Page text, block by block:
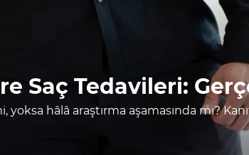
Saç Tedavileri:
hâlâ araştırma aşamasında mı?